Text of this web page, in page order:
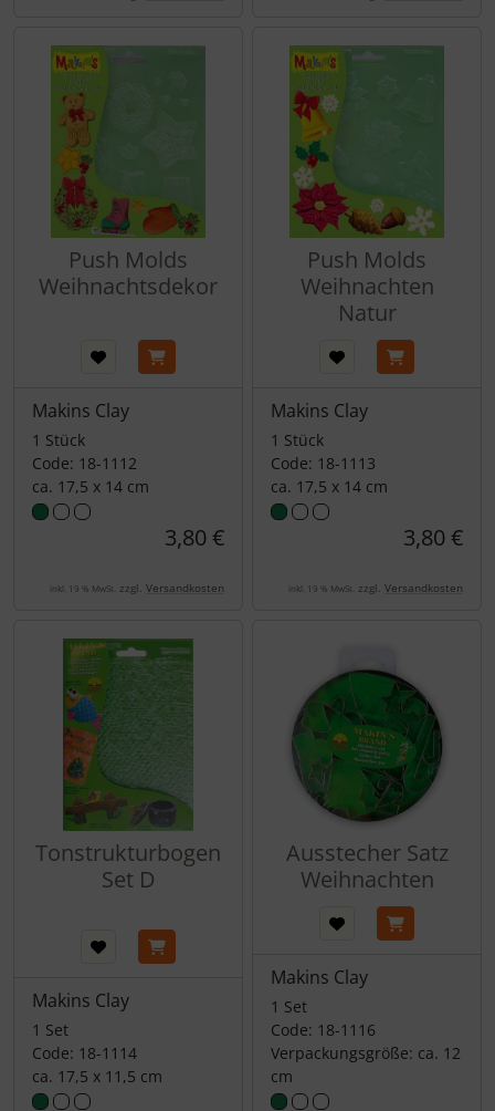
Push Molds
Weihnachtsdekor
Makins Clay
1 Stück
Code: 18-1112
ca. 17,5 x 14 cm
3,80 €
inkl. 19 % MwSt. zzgl. Versandkosten
Push Molds
Weihnachten
Natur
Makins Clay
1 Stück
Code: 18-1113
ca. 17,5 x 14 cm
3,80 €
inkl. 19 % MwSt. zzgl. Versandkosten
Tonstrukturbogen
Set D
Makins Clay
1 Set
Code: 18-1114
ca. 17,5 x 11,5 cm
Ausstecher Satz
Weihnachten
Makins Clay
1 Set
Code: 18-1116
Verpackungsgröße: ca. 12
cm